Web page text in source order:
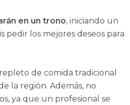
en un trono, iniciando un
los mejores deseos para
de comida tradicional
la región. Además, no
ya que un profesional se